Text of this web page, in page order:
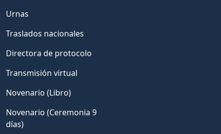
Urnas
Traslados nacionales
Directora de protocolo
Transmisión virtual
Novenario (Libro)
Novenario (Ceremonia 9
días)